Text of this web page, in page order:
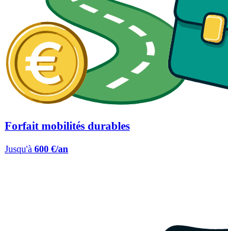
Forfait mobilités durables
Jusqu'à 600 €/an